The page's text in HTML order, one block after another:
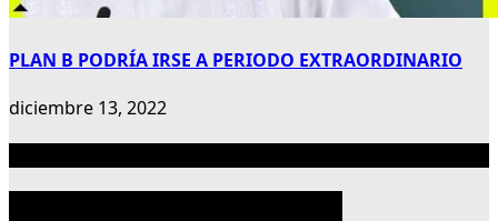
PLAN B PODRÍA IRSE A PERIODO EXTRAORDINARIO
diciembre 13, 2022